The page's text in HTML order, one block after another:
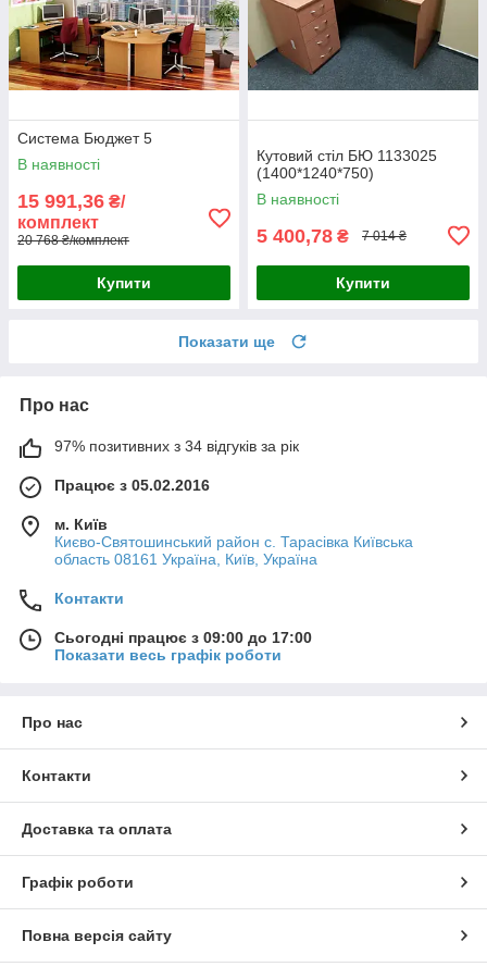
Система Бюджет 5
В наявності
15 991,36 ₴/
комплект
20 768 ₴/комплект
Купити
Кутовий стіл БЮ 1133025
(1400*1240*750)
В наявності
5 400,78 ₴ 7 014 ₴
Купити
Показати ще
Про нас
97% позитивних з 34 відгуків за рік
Працює з 05.02.2016
м. Київ
Києво-Святошинський район с. Тарасівка Київська
область 08161 Україна, Київ, Україна
Контакти
Сьогодні працює з 09:00 до 17:00
Показати весь графік роботи
Про нас
Контакти
Доставка та оплата
Графік роботи
Повна версія сайту